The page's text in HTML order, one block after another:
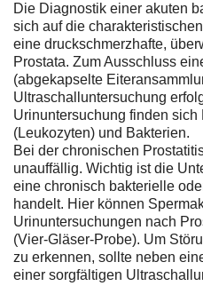
Die Diagnostik einer akuten
sich auf die
eine druckschmerzhafte,
Prostata. Zum Ausschluss
(abgekapselte
Ultraschalluntersuchung
Urinuntersuchung finden
(Leukozyten) und Bakterien.
Bei der chronischen
unauffällig. Wichtig ist die
eine chronisch bakterielle
handelt. Hier können
Urinuntersuchungen nach
(Vier-Gläser-Probe). Um
zu erkennen, sollte neben
einer sorgfältigen